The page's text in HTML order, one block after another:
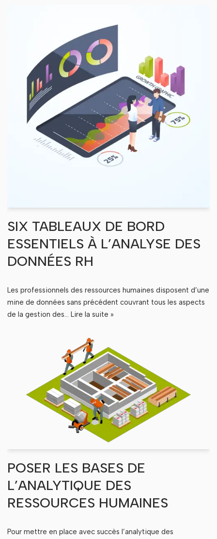
SIX TABLEAUX DE BORD
ESSENTIELS À L’ANALYSE DES
DONNÉES RH
Les professionnels des ressources humaines disposent d’une
mine de données sans précédent couvrant tous les aspects
de la gestion des… Lire la suite »
POSER LES BASES DE
L’ANALYTIQUE DES
RESSOURCES HUMAINES
Pour mettre en place avec succès l’analytique des